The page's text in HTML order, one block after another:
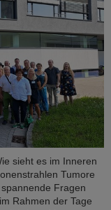
sieht es im Inneren
Tumore
Fragen
Rahmen der Tage